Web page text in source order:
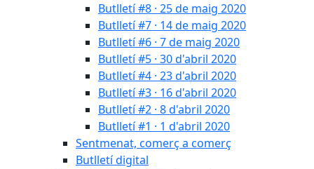
Butlletí #8 · 25 de maig 2020
Butlletí #7 · 14 de maig 2020
Butlletí #6 · 7 de maig 2020
Butlletí #5 · 30 d'abril 2020
Butlletí #4 · 23 d'abril 2020
Butlletí #3 · 16 d'abril 2020
Butlletí #2 · 8 d'abril 2020
Butlletí #1 · 1 d'abril 2020
Sentmenat, comerç a comerç
Butlletí digital